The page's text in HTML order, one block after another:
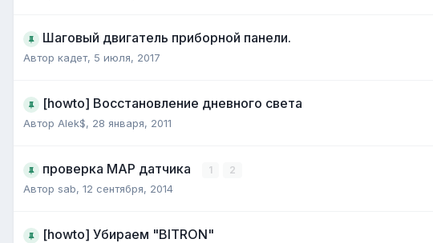
Шаговый двигатель приборной панели.
Автор кадет, 5 июля, 2017
[howto] Восстановление дневного света
Автор Alek$, 28 января, 2011
проверка MAP датчика 1 2
Автор sab, 12 сентября, 2014
[howto] Убираем "BITRON"